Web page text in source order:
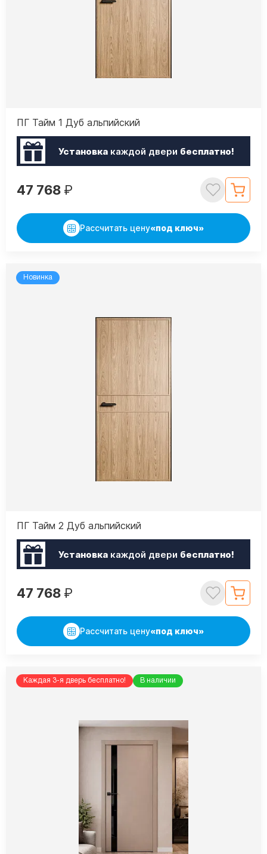
ПГ Тайм 1 Дуб альпийский
Установкакаждой двери бесплатно!
47 768 ₽
Рассчитать цену«под ключ»
Новинка
ПГ Тайм 2 Дуб альпийский
Установкакаждой двери бесплатно!
47 768 ₽
Рассчитать цену«под ключ»
Каждая 3-я дверь бесплатно! В наличии